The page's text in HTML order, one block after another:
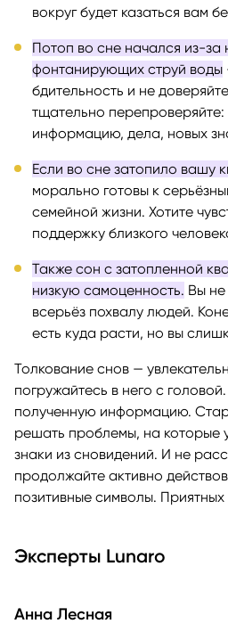
вокруг будет казаться вам
Потоп во сне начался из-за
фонтанирующих струй воды
бдительность и не
тщательно
информацию, дела, новых
Если во сне затопило вашу
морально готовы к
семейной жизни. Хотите
поддержку близкого
Также сон с затопленной
низкую самоценность. Вы
всерьёз похвалу людей.
есть куда расти, но вы
Толкование снов —
погружайтесь в него с
полученную информацию.
решать проблемы, на которые
знаки из сновидений. И не
продолжайте активно
позитивные символы.
Эксперты Lunaro
Анна Лесная